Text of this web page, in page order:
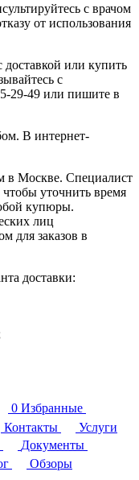
с врачом
от использования
или купить
с
29-49 или пишите в
В интернет-
в Москве. Специалист
чтобы уточнить время
купюры.
лиц
для заказов в
доставки:
0 Избранные
Контакты
Услуги
Документы
Обзоры